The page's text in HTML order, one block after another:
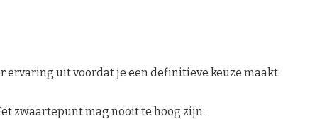
ervaring uit voordat je een definitieve keuze maakt.
zwaartepunt mag nooit te hoog zijn.